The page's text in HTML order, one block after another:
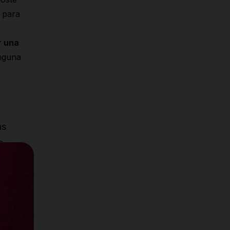
para
una
un